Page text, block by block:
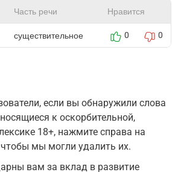
Часть речи Нравится
существительное 0 0
если вы обнаружили слова
к оскорбительной,
18+, нажмите справа на
мы могли удалить их.
вам за вклад в развитие